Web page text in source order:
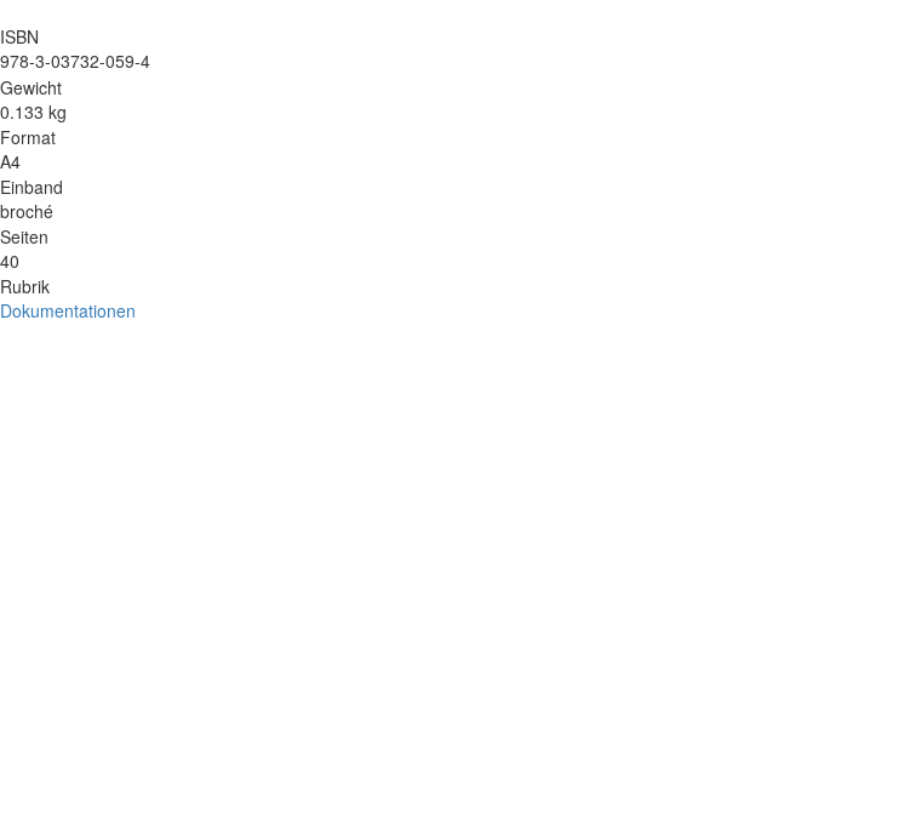
ISBN
978-3-03732-059-4
Gewicht
0.133 kg
Format
A4
Einband
broché
Seiten
40
Rubrik
Dokumentationen